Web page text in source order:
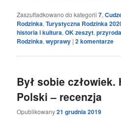
Zaszufladkowano do kategorii 7,
Rodzinka,Turystyczna Rodzinka
historia i kultura,OK zeszyt,
Rodzinka,wyprawy |2komentarze
Był sobie człowiek.
Polski – recenzja
Opublikowany21 grudnia 2019